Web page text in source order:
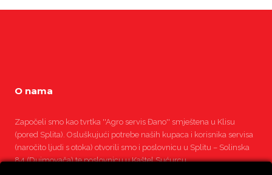
O nama
Započeli smo kao tvrtka ''Agro servis Đano'' smještena u Klisu
(pored Splita). Osluškujući potrebe naših kupaca i korisnika servisa
(naročito ljudi s otoka) otvorili smo i poslovnicu u Splitu – Solinska
84 (Dujmovača) te poslovnicu u Kaštel Sućurcu.